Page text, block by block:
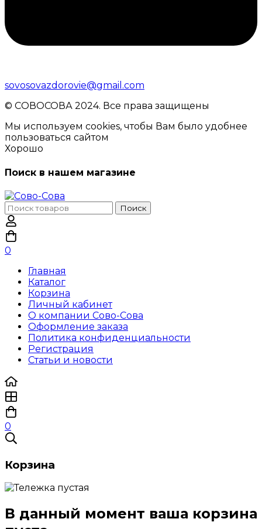
sovosovazdorovie@gmail.com
© CОВОСОВА 2024. Все права защищены
Мы используем cookies, чтобы Вам было удобнее
пользоваться сайтом
Хорошо
Поиск в нашем магазине
Поиск
по:
Поиск
0
Главная
Каталог
Корзина
Личный кабинет
О компании Сово-Сова
Оформление заказа
Политика конфиденциальности
Регистрация
Статьи и новости
0
Корзина
В данный момент ваша корзина